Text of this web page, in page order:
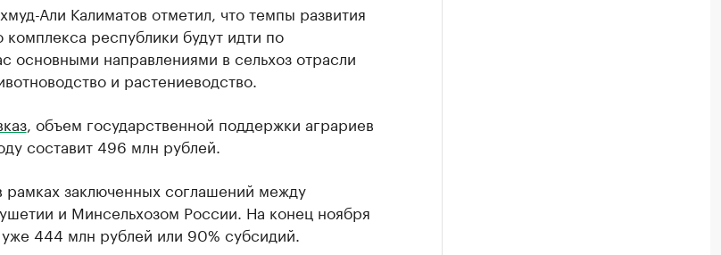
Али Калиматов отметил, что темпы развития
республики будут идти по
основными направлениями в сельхоз отрасли
и растениеводство.
, объем государственной поддержки аграриев
составит 496 млн рублей.
рамках заключенных соглашений между
и Минсельхозом России. На конец ноября
444 млн рублей или 90% субсидий.